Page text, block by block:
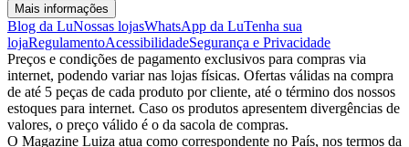
Mais informações
Blog da LuNossas lojasWhatsApp da LuTenha sua
lojaRegulamentoAcessibilidadeSegurança e Privacidade
Preços e condições de pagamento exclusivos para compras via
internet, podendo variar nas lojas físicas. Ofertas válidas na compra
de até 5 peças de cada produto por cliente, até o término dos nossos
estoques para internet. Caso os produtos apresentem divergências de
valores, o preço válido é o da sacola de compras.
O Magazine Luiza atua como correspondente no País, nos termos da